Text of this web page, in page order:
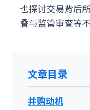
也探讨交易背后
叠与监管审查等
文章目录
并购动机